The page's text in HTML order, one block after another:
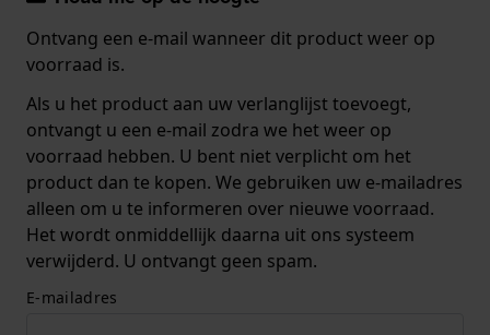
Ontvang een e-mail wanneer dit product weer op
voorraad is.
Als u het product aan uw verlanglijst toevoegt,
ontvangt u een e-mail zodra we het weer op
voorraad hebben. U bent niet verplicht om het
product dan te kopen. We gebruiken uw e-mailadres
alleen om u te informeren over nieuwe voorraad.
Het wordt onmiddellijk daarna uit ons systeem
verwijderd. U ontvangt geen spam.
E-mailadres